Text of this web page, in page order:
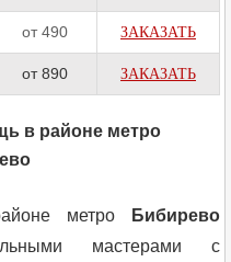
от 490 ЗАКАЗАТЬ
от 890 ЗАКАЗАТЬ
в районе метро
метро
Бибирево
мастерами с